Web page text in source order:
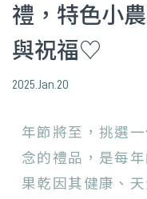
禮，特色小
與祝福♡
2025.Jan.20
年節將至，挑選
念的禮品，是每
果乾因其健康、